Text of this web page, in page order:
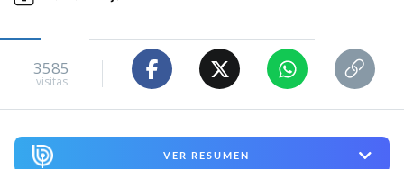
3585
visitas
VER RESUMEN